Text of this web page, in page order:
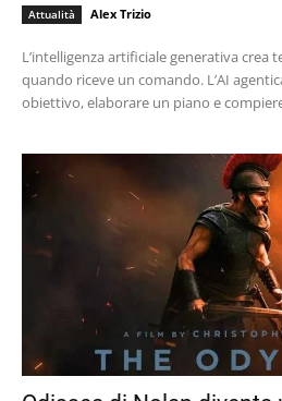
Attualità Alex Trizio
L’intelligenza artificiale generativa crea
quando riceve un comando. L’AI
obiettivo, elaborare un piano e